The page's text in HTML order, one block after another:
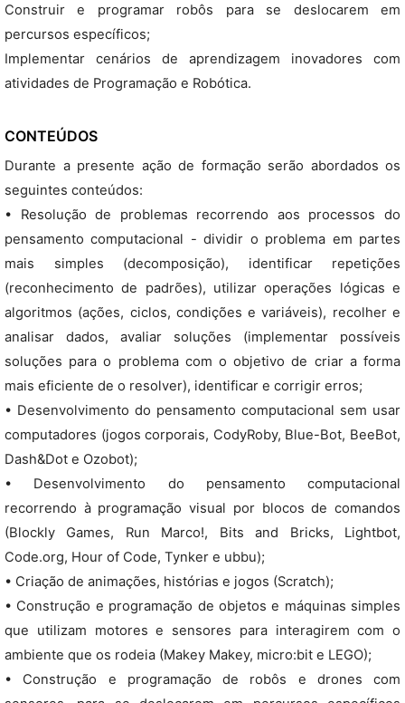
Construir e programar robôs para se deslocarem em
percursos específicos;
Implementar cenários de aprendizagem inovadores com
atividades de Programação e Robótica.
CONTEÚDOS
Durante a presente ação de formação serão abordados os
seguintes conteúdos:
• Resolução de problemas recorrendo aos processos do
pensamento computacional - dividir o problema em partes
mais simples (decomposição), identificar repetições
(reconhecimento de padrões), utilizar operações lógicas e
algoritmos (ações, ciclos, condições e variáveis), recolher e
analisar dados, avaliar soluções (implementar possíveis
soluções para o problema com o objetivo de criar a forma
mais eficiente de o resolver), identificar e corrigir erros;
• Desenvolvimento do pensamento computacional sem usar
computadores (jogos corporais, CodyRoby, Blue-Bot, BeeBot,
Dash&Dot e Ozobot);
• Desenvolvimento do pensamento computacional
recorrendo à programação visual por blocos de comandos
(Blockly Games, Run Marco!, Bits and Bricks, Lightbot,
Code.org, Hour of Code, Tynker e ubbu);
• Criação de animações, histórias e jogos (Scratch);
• Construção e programação de objetos e máquinas simples
que utilizam motores e sensores para interagirem com o
ambiente que os rodeia (Makey Makey, micro:bit e LEGO);
• Construção e programação de robôs e drones com